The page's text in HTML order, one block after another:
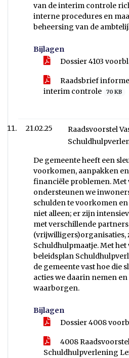
van de interim controle
interne procedures en
beheersing van de
Bijlagen
Dossier 4103
Raadsbrief
interim controle
70 KB
21.02.25
Raadsvoorstel
De gemeente heeft een
voorkomen, aanpakken
financiële problemen.
ondersteunen we
schulden te voorkomen
niet alleen; er zijn
met verschillende
(vrijwilligers)organisaties,
Schuldhulpmaatje. Met
beleidsplan
de gemeente vast hoe die
acties we daarin nemen
waarborgen.
Bijlagen
Dossier 4008
4008
Schuldhulpverlening